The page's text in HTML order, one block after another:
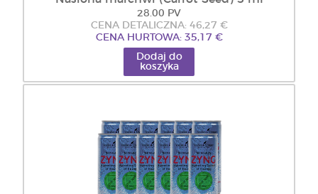
28.00 PV
CENA DETALICZNA: 46,27 €
CENA HURTOWA: 35,17 €
Dodaj do
koszyka